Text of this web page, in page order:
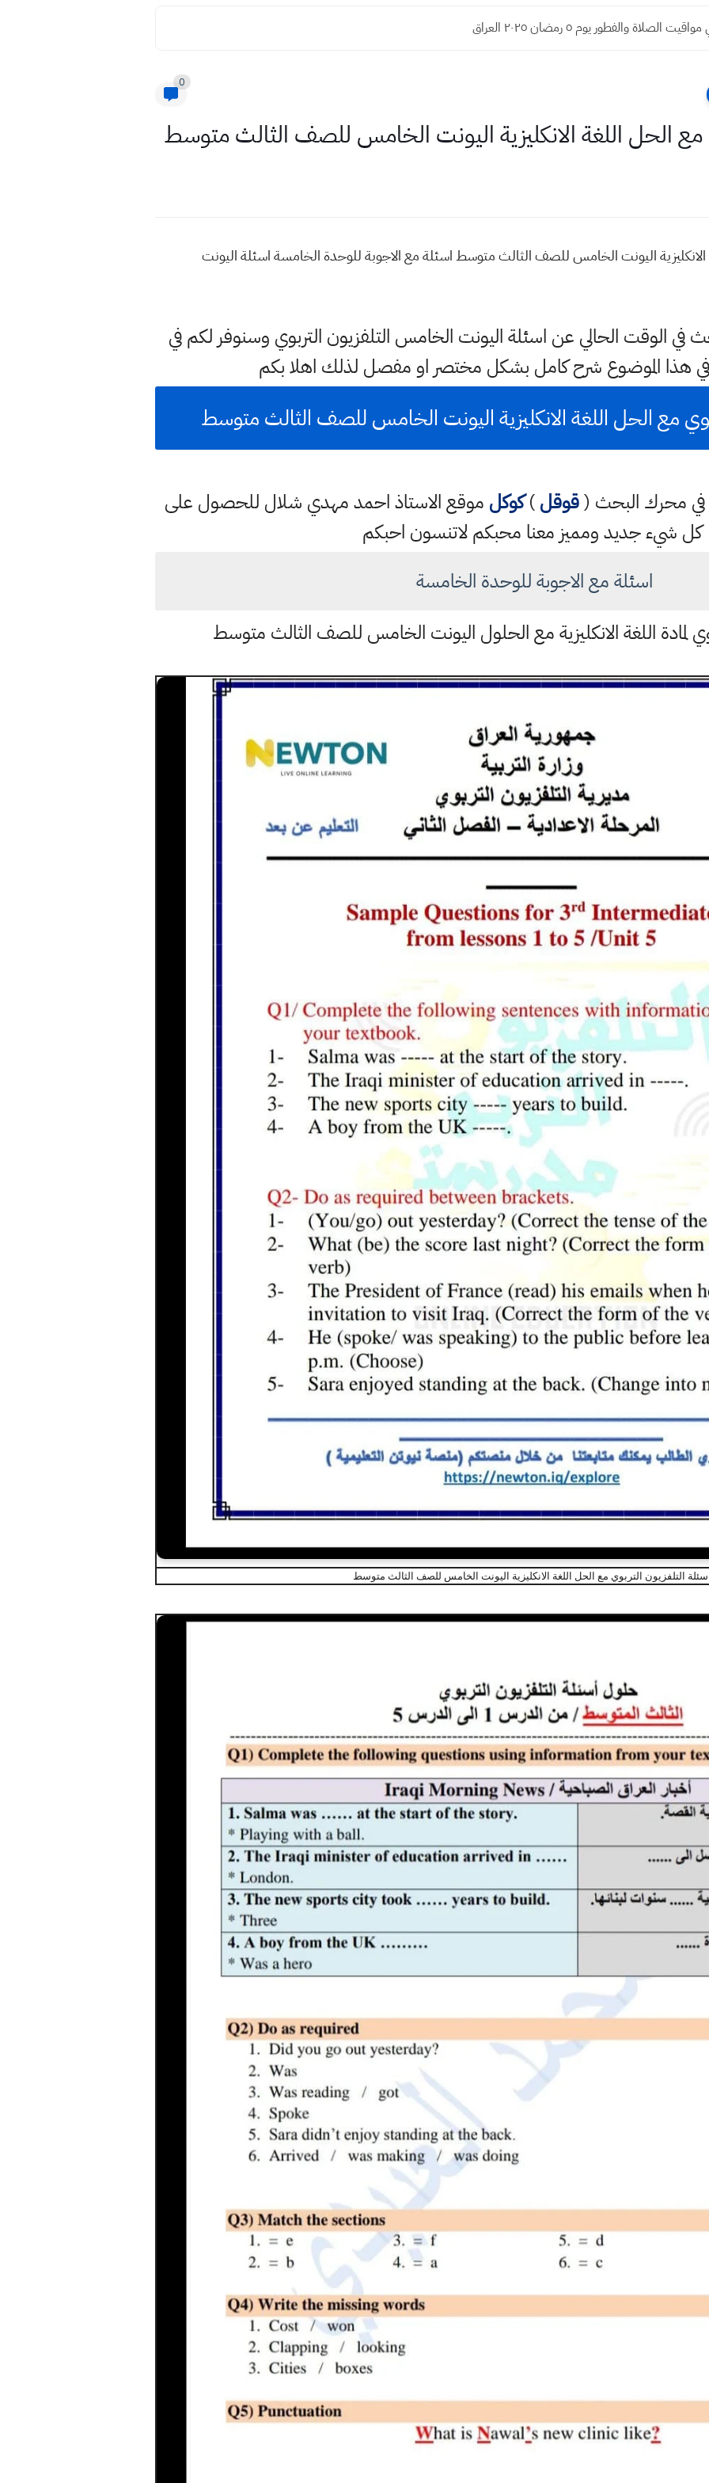
الصلاة والفطور يوم ٥ رمضان ٢٠٢٥ العراق
0
مع الحل اللغة الانكليزية اليونت الخامس للصف الثالث متوسط
الانكليزية اليونت الخامس للصف الثالث متوسط اسئلة مع الاجوبة للوحدة الخامسة اسئلة اليونت
في الوقت الحالي عن اسئلة اليونت الخامس التلفزيون التربوي وسنوفر لكم في
هذا الموضوع شرح كامل بشكل مختصر او مفصل لذلك اهلا بكم
مع الحل اللغة الانكليزية اليونت الخامس للصف الثالث متوسط
في محرك البحث (قوقل)كوكل موقع الاستاذ احمد مهدي شلال للحصول على
كل شيء جديد ومميز معنا محبكم لاتنسون احبكم
اسئلة مع الاجوبة للوحدة الخامسة
لمادة اللغة الانكليزية مع الحلول اليونت الخامس للصف الثالث متوسط
التلفزيون التربوي مع الحل اللغة الانكليزية اليونت الخامس للصف الثالث متوسط